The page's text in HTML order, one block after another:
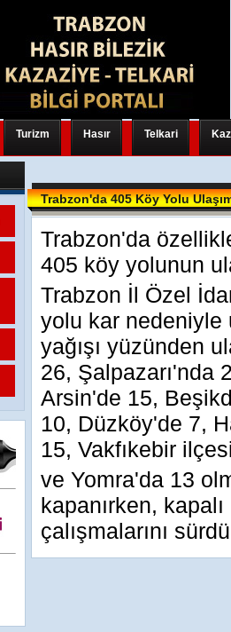
Turizm Hasır Telkari
Trabzon'da 405 Köy Yolu
Trabzon'da
405 köy yolunun
Trabzon İl Özel
yolu kar nedeniyle
yağışı yüzünden
26, Şalpazarı'nda
Arsin'de 15,
10, Düzköy'de 7,
15, Vakfıkebir
ve Yomra'da 13
kapanırken,
çalışmalarını